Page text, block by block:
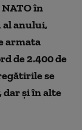
în
al anului,
armata
de 2.400 de
se
dar și în alte